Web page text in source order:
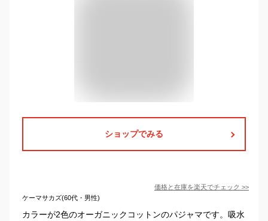
ショップでみる
価格と在庫を楽天でチェック >>
ケーマサカズ(60代・男性)
カラーが2色のオーガニックコットンのパジャマです。吸水